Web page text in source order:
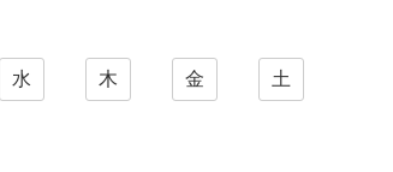
水 木 金 土